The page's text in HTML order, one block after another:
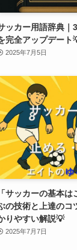
ッカー用語辞典｜
完全アップデート
2025年7月5日
「サッカーの基本
の技術と上達のコ
りやすい解説💡
2025年7月7日